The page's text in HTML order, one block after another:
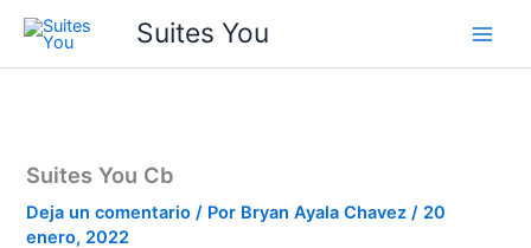
contenido
contenido
Suites You
Suites You Cb
Deja un comentario / Por Bryan Ayala Chavez/ 20
enero, 2022